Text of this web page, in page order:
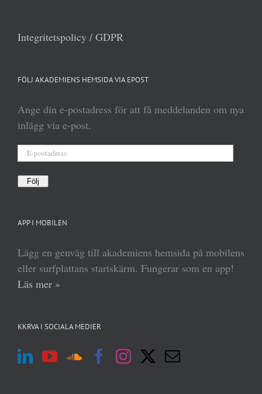
Integritetspolicy / GDPR
FÖLJ AKADEMIENS HEMSIDA VIA EPOST
Ange din e-postadress för att få meddelanden om nya
inlägg via e-post.
postadress
Följ
APP I MOBILEN
Lägg en genväg till akademiens hemsida på mobilens
eller surfplattans startskärm. Fungerar som en app!
Läs mer »
KKRVA I SOCIALA MEDIER